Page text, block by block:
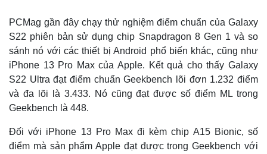
PCMag gần đây chạy thử nghiệm điểm chuẩn của Galaxy
S22 phiên bản sử dụng chip Snapdragon 8 Gen 1 và so
sánh nó với các thiết bị Android phổ biến khác, cũng như
iPhone 13 Pro Max của Apple. Kết quả cho thấy Galaxy
S22 Ultra đạt điểm chuẩn Geekbench lõi đơn 1.232 điểm
và đa lõi là 3.433. Nó cũng đạt được số điểm ML trong
Geekbench là 448.
Đối với iPhone 13 Pro Max đi kèm chip A15 Bionic, số
điểm mà sản phẩm Apple đạt được trong Geekbench với